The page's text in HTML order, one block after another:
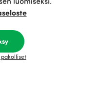
Harmaa
15.00 EUR/m
pakolliset